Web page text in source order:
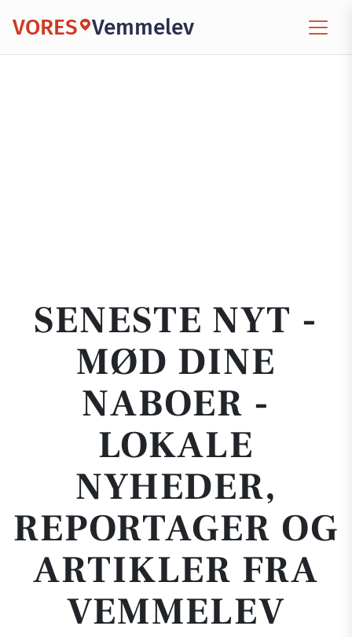
VORES Vemmelev
SENESTE NYT -
MØD DINE
NABOER -
LOKALE
NYHEDER,
REPORTAGER OG
ARTIKLER FRA
VEMMELEV